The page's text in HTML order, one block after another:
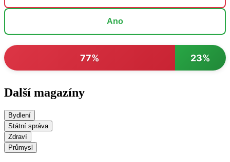
Ano
77% 23%
Další magazíny
Bydlení
Státní správa
Zdraví
Průmysl